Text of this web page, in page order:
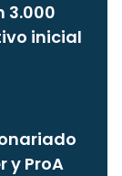
3.000
inicial
y ProA